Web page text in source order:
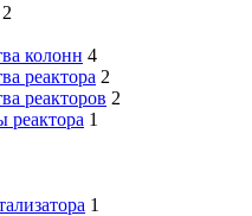
2
колонн 4
реактора 2
реакторов 2
реактора 1
1